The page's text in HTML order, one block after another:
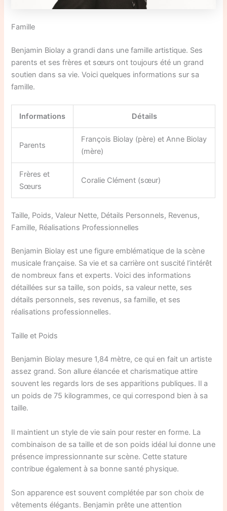
Famille
Benjamin Biolay a grandi dans une famille artistique. Ses
parents et ses frères et sœurs ont toujours été un grand
soutien dans sa vie. Voici quelques informations sur sa
famille.
Informations Détails
Parents
François Biolay (père) et Anne Biolay
(mère)
Frères et
Sœurs
Coralie Clément (sœur)
Taille, Poids, Valeur Nette, Détails Personnels, Revenus,
Famille, Réalisations Professionnelles
Benjamin Biolay est une figure emblématique de la scène
musicale française. Sa vie et sa carrière ont suscité l’intérêt
de nombreux fans et experts. Voici des informations
détaillées sur sa taille, son poids, sa valeur nette, ses
détails personnels, ses revenus, sa famille, et ses
réalisations professionnelles.
Taille et Poids
Benjamin Biolay mesure 1,84 mètre, ce qui en fait un artiste
assez grand. Son allure élancée et charismatique attire
souvent les regards lors de ses apparitions publiques. Il a
un poids de 75 kilogrammes, ce qui correspond bien à sa
taille.
Il maintient un style de vie sain pour rester en forme. La
combinaison de sa taille et de son poids idéal lui donne une
présence impressionnante sur scène. Cette stature
contribue également à sa bonne santé physique.
Son apparence est souvent complétée par son choix de
vêtements élégants. Benjamin prête une attention